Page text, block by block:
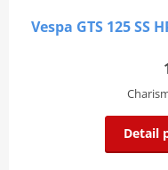
Vespa GTS 125 SS
Detail